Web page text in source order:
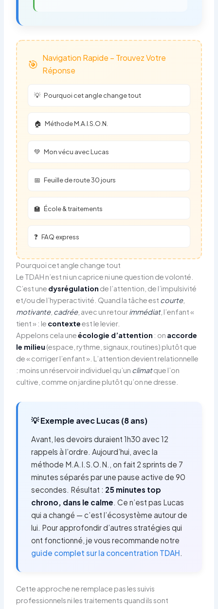
🎯 Navigation Rapide – Trouvez Votre
Réponse
💡 Pourquoi cet angle change tout
🏠 Méthode M.A.I.S.O.N.
💚 Mon vécu avec Lucas
📅 Feuille de route 30 jours
🏫 École & traitements
❓ FAQ express
Pourquoi cet angle change tout
Le TDAH n’est ni un caprice ni une question de volonté.
C’est une dysrégulation de l’attention, de l’impulsivité
et/ou de l’hyperactivité. Quand la tâche est courte,
motivante, cadrée, avec un retourimmédiat, l’enfant «
tient » : le contexteest le levier.
Appelons cela uneécologie d’attention : on accorde
le milieu (espace, rythme, signaux, routines) plutôt que
de « corriger l’enfant ». L’attention devient relationnelle
: moins un réservoir individuel qu’un climatque l’on
cultive, comme on jardine plutôt qu’on ne dresse.
💡 Exemple avec Lucas (8 ans)
Avant, les devoirs duraient 1h30 avec 12
rappels à l’ordre. Aujourd’hui, avec la
méthode M.A.I.S.O.N., on fait 2 sprints de 7
minutes séparés par une pause active de 90
secondes. Résultat : 25 minutes top
chrono, dans le calme. Ce n’est pas Lucas
qui a changé — c’est l’écosystème autour de
lui. Pour approfondir d’autres stratégies qui
ont fonctionné, je vous recommande notre
guide complet sur la concentration TDAH.
Cette approche ne remplace pas les suivis
professionnels ni les traitements quand ils sont